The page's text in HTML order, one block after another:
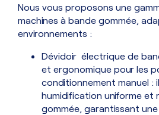
Nous vous proposons une
machines à bande gommée,
environnements :
Dévidoir électrique de
et ergonomique pour les
conditionnement manuel :
humidification uniforme et
gommée, garantissant